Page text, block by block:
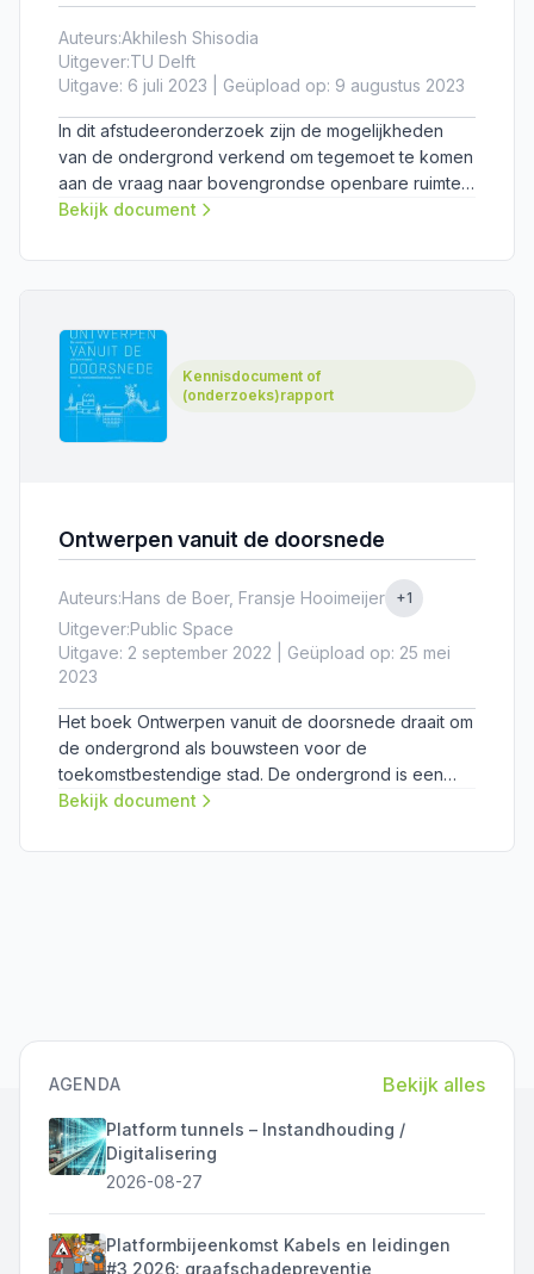
Auteurs:Akhilesh Shisodia
Uitgever:TU Delft
Uitgave: 6 juli 2023 | Geüpload op: 9 augustus 2023
In dit afstudeeronderzoek zijn de mogelijkheden
van de ondergrond verkend om tegemoet te komen
aan de vraag naar bovengrondse openbare ruimte
en mobiliteit in de stad Amsterdam.
Bekijk document
Kennisdocument of
(onderzoeks)rapport
Ontwerpen vanuit de doorsnede
Auteurs:Hans de Boer, Fransje Hooimeijer +1
Uitgever:Public Space
Uitgave: 2 september 2022 | Geüpload op: 25 mei
2023
Het boek Ontwerpen vanuit de doorsnede draait om
de ondergrond als bouwsteen voor de
toekomstbestendige stad. De ondergrond is een
wereld vol kansen om maatschappelijke en
leefomgevingskwaliteit te verhogen. De ondergrond
Bekijk document
AGENDA Bekijk alles
Platform tunnels – Instandhouding /
Digitalisering
2026-08-27
Platformbijeenkomst Kabels en leidingen
#3 2026: graafschadepreventie